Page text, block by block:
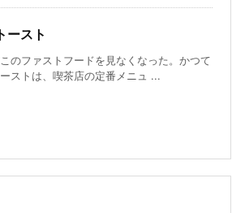
ースト
のファストフードを見なくなった。かつて
ストは、喫茶店の定番メニュ ...